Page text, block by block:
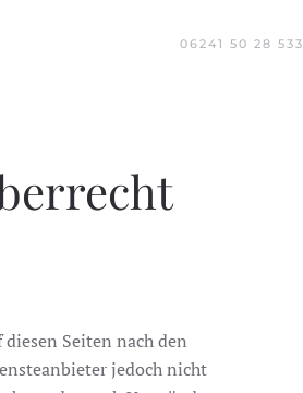
06241 50 28 533
Seiten nach den
jedoch nicht